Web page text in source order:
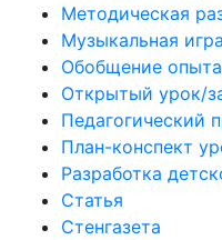
Методическая
Музыкальная игра
Обобщение опыта
Открытый урок/
Педагогический
План-конспект
Разработка
Статья
Стенгазета